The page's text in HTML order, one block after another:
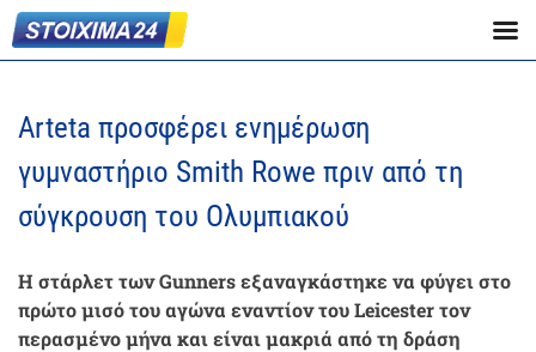
Arteta προσφέρει ενημέρωση
γυμναστήριο Smith Rowe πριν από τη
σύγκρουση του Ολυμπιακού
Η στάρλετ των Gunners εξαναγκάστηκε να φύγει στο
πρώτο μισό του αγώνα εναντίον του Leicester τον
περασμένο μήνα και είναι μακριά από τη δράση